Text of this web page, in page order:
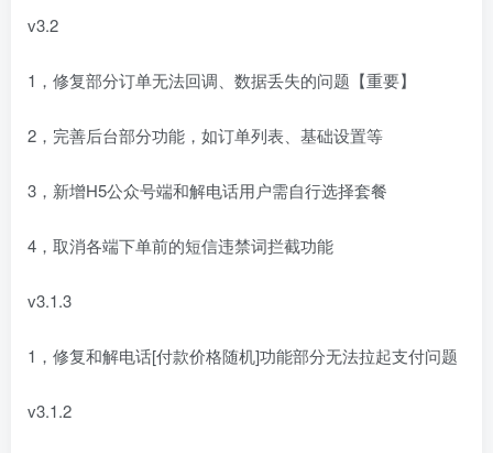
v3.2
1，修复部分订单无法回调、数据丢失的问题【重要】
2，完善后台部分功能，如订单列表、基础设置等
3，新增H5公众号端和解电话用户需自行选择套餐
4，取消各端下单前的短信违禁词拦截功能
v3.1.3
1，修复和解电话[付款价格随机]功能部分无法拉起支付问题
v3.1.2